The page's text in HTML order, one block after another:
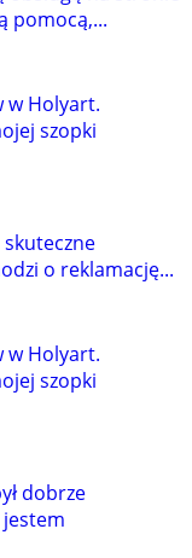
pomocą,...
w Holyart.
szopki
o reklamację...
w Holyart.
szopki
dobrze
jestem